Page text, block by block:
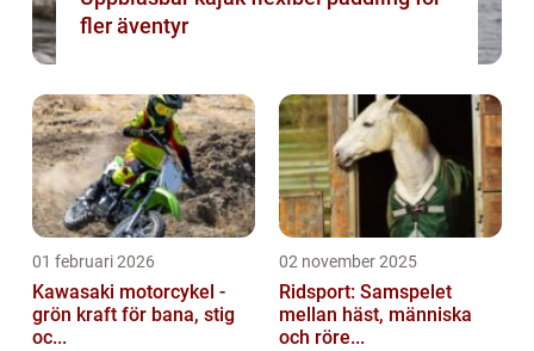
fler äventyr
01 februari 2026
Kawasaki motorcykel -
grön kraft för bana, stig
oc...
02 november 2025
Ridsport: Samspelet
mellan häst, människa
och röre...